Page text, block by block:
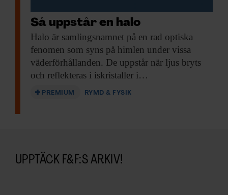
Så uppstår en halo
Halo är samlingsnamnet på en rad optiska
fenomen som syns på himlen under vissa
väder­förhållanden. De uppstår när ljus bryts
och reflekteras i iskristaller i…
PREMIUM RYMD & FYSIK
UPPTÄCK F&F:S ARKIV!